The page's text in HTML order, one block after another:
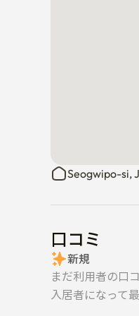
Seogwipo-si,
口コミ
新規
まだ利用者の口
入居者になって